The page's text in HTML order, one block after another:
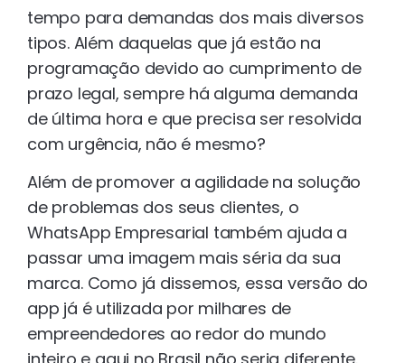
tempo para demandas dos mais diversos
tipos. Além daquelas que já estão na
programação devido ao cumprimento de
prazo legal, sempre há alguma demanda
de última hora e que precisa ser resolvida
com urgência, não é mesmo?
Além de promover a agilidade na solução
de problemas dos seus clientes, o
WhatsApp Empresarial também ajuda a
passar uma imagem mais séria da sua
marca. Como já dissemos, essa versão do
app já é utilizada por milhares de
empreendedores ao redor do mundo